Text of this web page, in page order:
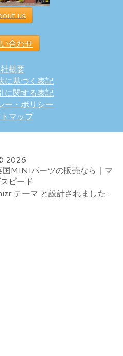
us
合わせ
概要
に基づく表記
に関する表記
ー・ポリシー
マップ
2026
MINIパーツの販売なら｜マ
ピード
テーマ と設計されました ·